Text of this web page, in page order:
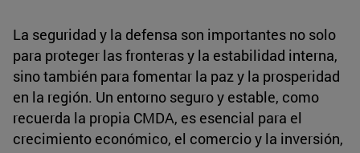
La seguridad y la defensa son importantes no solo
para proteger las fronteras y la estabilidad interna,
sino también para fomentar la paz y la prosperidad
en la región. Un entorno seguro y estable, como
recuerda la propia CMDA, es esencial para el
crecimiento económico, el comercio y la inversión,